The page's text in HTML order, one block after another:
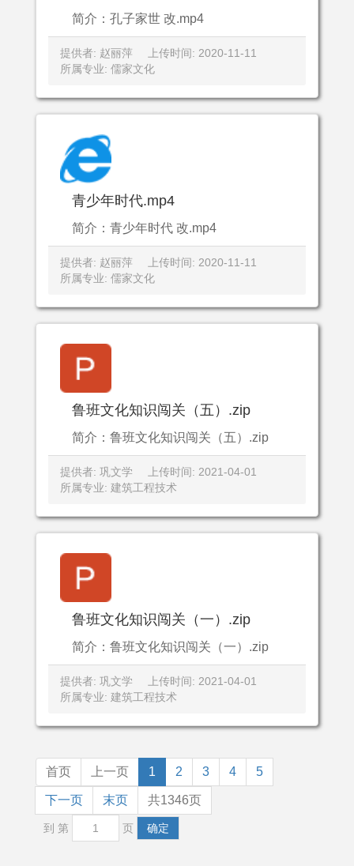
简介：孔子家世 改.mp4
提供者: 赵丽萍
上传时间: 2020-11-11
所属专业: 儒家文化
青少年时代.mp4
简介：青少年时代 改.mp4
提供者: 赵丽萍
上传时间: 2020-11-11
所属专业: 儒家文化
鲁班文化知识闯关（五）.zip
简介：鲁班文化知识闯关（五）.zip
提供者: 巩文学
上传时间: 2021-04-01
所属专业: 建筑工程技术
鲁班文化知识闯关（一）.zip
简介：鲁班文化知识闯关（一）.zip
提供者: 巩文学
上传时间: 2021-04-01
所属专业: 建筑工程技术
首页 上一页 1 2 3 4 5
下一页 末页 共1346页
到 第 页 确定